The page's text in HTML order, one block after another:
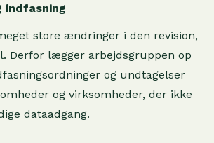
indfasning
store ændringer i den revision,
Derfor lægger arbejdsgruppen op
og undtagelser
og virksomheder, der ikke
dataadgang.